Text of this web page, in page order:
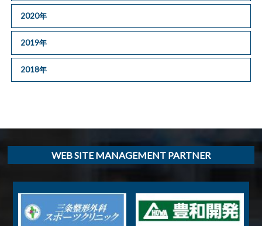
2020年
2019年
2018年
WEB SITE MANAGEMENT PARTNER